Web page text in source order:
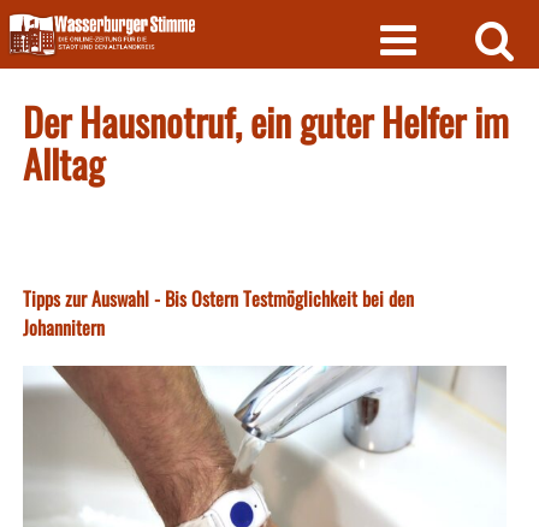
Skip
to
content
Der Hausnotruf, ein guter Helfer im
Alltag
Tipps zur Auswahl - Bis Ostern Testmöglichkeit bei den
Johannitern